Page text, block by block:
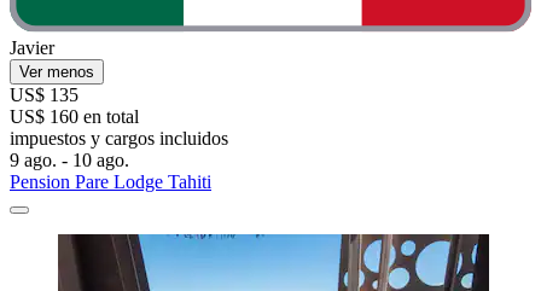
Javier
Ver menos
US$ 135
US$ 160 en total
impuestos y cargos incluidos
9 ago. - 10 ago.
Pension Pare Lodge Tahiti